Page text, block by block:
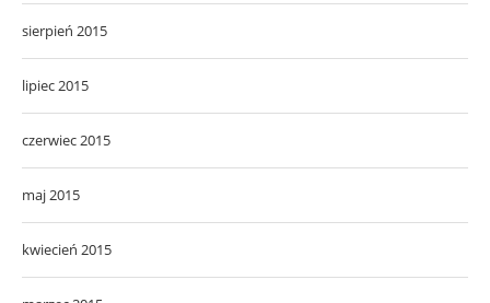
czerwiec 2015
maj 2015
kwiecień 2015
marzec 2015
luty 2015
styczeń 2015